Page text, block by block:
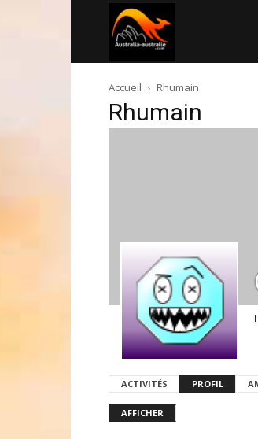
australie.com
Accueil Rhumain
Rhumain
ACTIVITÉS PROFIL
AFFICHER